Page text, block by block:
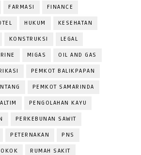
FARMASI FINANCE
HUKUM KESEHATAN
KONSTRUKSI LEGAL
MIGAS OIL AND GAS
PEMKOT BALIKPAPAN
PEMKOT SAMARINDA
PENGOLAHAN KAYU
PERKEBUNAN SAWIT
PETERNAKAN PNS
RUMAH SAKIT